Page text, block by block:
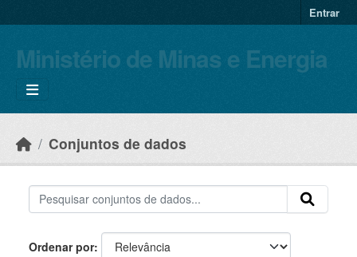
Entrar
Ministério de Minas e Energia
Conjuntos de dados
Ordenar por